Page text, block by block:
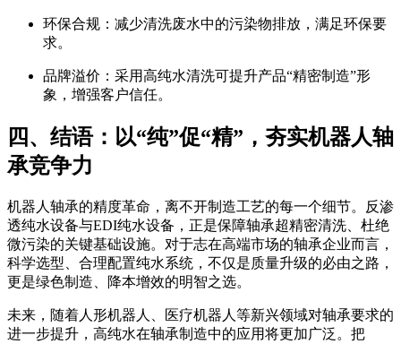
环保合规：减少清洗废水中的污染物排放，满足环保要
求。
品牌溢价：采用高纯水清洗可提升产品“精密制造”形
象，增强客户信任。
四、结语：以“纯”促“精”，夯实机器人轴
承竞争力
机器人轴承的精度革命，离不开制造工艺的每一个细节。反渗
透纯水设备与EDI纯水设备，正是保障轴承超精密清洗、杜绝
微污染的关键基础设施。对于志在高端市场的轴承企业而言，
科学选型、合理配置纯水系统，不仅是质量升级的必由之路，
更是绿色制造、降本增效的明智之选。
未来，随着人形机器人、医疗机器人等新兴领域对轴承要求的
进一步提升，高纯水在轴承制造中的应用将更加广泛。把